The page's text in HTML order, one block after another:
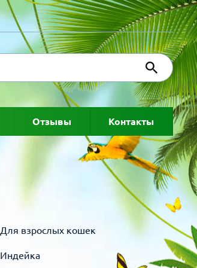
Отзывы Контакты
Для взрослых кошек
Индейка